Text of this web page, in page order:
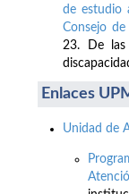
de estudio
Consejo
23. De las
Enlaces
Unidad de